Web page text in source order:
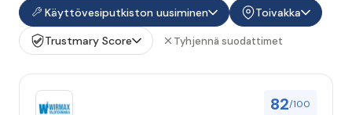
Käyttövesiputkiston uusiminen
Toivakka
Trustmary Score
Tyhjennä suodattimet
82/100